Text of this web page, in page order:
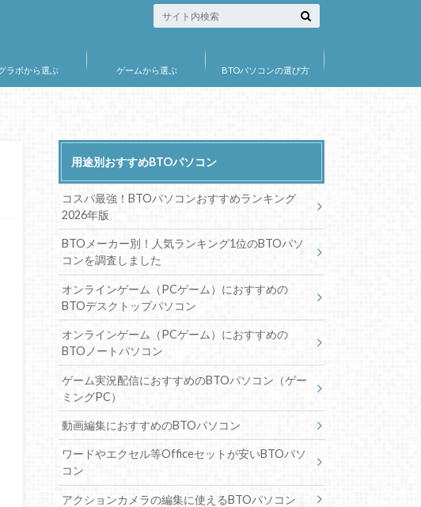
ラボから選ぶ ゲームから選ぶ BTOパソコンの選び方
用途別おすすめBTOパソコン
コスパ最強！BTOパソコンおすすめランキング
2026年版
BTOメーカー別！人気ランキング1位のBTOパソ
コンを調査しました
オンラインゲーム（PCゲーム）におすすめの
BTOデスクトップパソコン
オンラインゲーム（PCゲーム）におすすめの
BTOノートパソコン
ゲーム実況配信におすすめのBTOパソコン（ゲー
ミングPC）
動画編集におすすめのBTOパソコン
ワードやエクセル等Officeセットが安いBTOパソ
コン
アクションカメラの編集に使えるBTOパソコン